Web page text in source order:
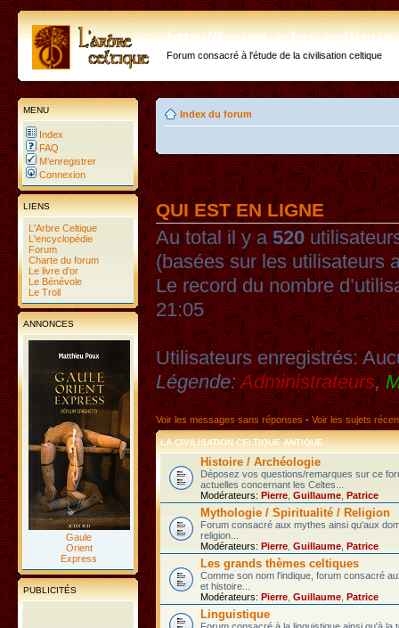
http://forum.arbre-
Forum consacré à l'étude de la civilisation celtique
MENU
Index
FAQ
M’enregistrer
Connexion
LIENS
L'Arbre Celtique
L'encyclopédie
Forum
Charte du forum
Le livre d'or
Le Bénévole
Le Troll
ANNONCES
Gaule
Orient
Express
PUBLICITÉS
Index du forum
QUI EST EN LIGNE
Au total il y a520
(basées sur les utilisateurs
Le record du nombre
21:05
Utilisateurs enregistrés:
Légende:Administrateurs,
Voir les messages sans réponses•Voir les sujets
LA CIVILISATION CELTIQUE ANTIQUE
Histoire / Archéologie
Déposez vos questions/remarques sur ce
actuelles concernant les Celtes...
Modérateurs: Pierre Guillaume Patrice
Mythologie / Spiritualité / Religion
Forum consacré aux mythes ainsi qu'aux
religion...
Modérateurs: Pierre Guillaume Patrice
Les grands thèmes celtiques
Comme son nom l'indique, forum consacré
et histoire...
Modérateurs: Pierre Guillaume Patrice
Linguistique